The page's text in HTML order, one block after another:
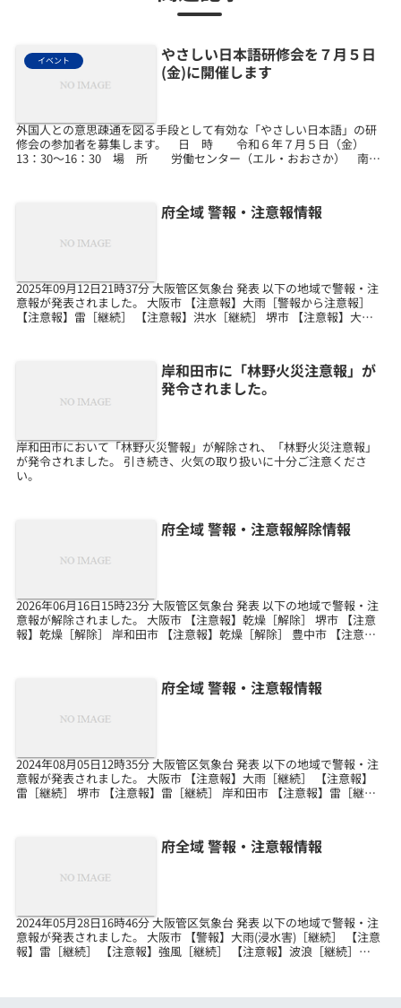
イベント
やさしい日本語研修会を７月５日
(金)に開催します
外国人との意思疎通を図る手段として有効な「やさしい日本語」の研
修会の参加者を募集します。 日 時 令和６年７月５日（金）
13：30～16：30 場 所 労働センター（エル・おおさか） 南館
府全域 警報・注意報情報
2025年09月12日21時37分 大阪管区気象台 発表 以下の地域で警報・注
意報が発表されました。 大阪市 【注意報】大雨［警報から注意報］
【注意報】雷［継続］ 【注意報】洪水［継続］ 堺市 【注意報】大雨
岸和田市に「林野火災注意報」が
発令されました。
岸和田市において「林野火災警報」が解除され、「林野火災注意報」
が発令されました。 引き続き、火気の取り扱いに十分ご注意くださ
い。
府全域 警報・注意報解除情報
2026年06月16日15時23分 大阪管区気象台 発表 以下の地域で警報・注
意報が解除されました。 大阪市 【注意報】乾燥［解除］ 堺市 【注意
報】乾燥［解除］ 岸和田市 【注意報】乾燥［解除］ 豊中市 【注意
府全域 警報・注意報情報
2024年08月05日12時35分 大阪管区気象台 発表 以下の地域で警報・注
意報が発表されました。 大阪市 【注意報】大雨［継続］ 【注意報】
雷［継続］ 堺市 【注意報】雷［継続］ 岸和田市 【注意報】雷［継
府全域 警報・注意報情報
2024年05月28日16時46分 大阪管区気象台 発表 以下の地域で警報・注
意報が発表されました。 大阪市 【警報】大雨(浸水害)［継続］ 【注意
報】雷［継続］ 【注意報】強風［継続］ 【注意報】波浪［継続］